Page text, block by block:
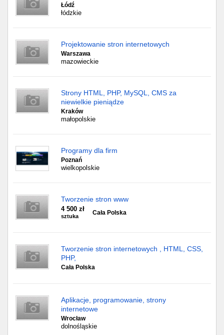
Łódź
łódzkie
Projektowanie stron internetowych
Warszawa
mazowieckie
Strony HTML, PHP, MySQL, CMS za
niewielkie pieniądze
Kraków
małopolskie
Programy dla firm
Poznań
wielkopolskie
Tworzenie stron www
4 500 zł
sztuka
Cała Polska
Tworzenie stron internetowych , HTML, CSS,
PHP,
Cała Polska
Aplikacje, programowanie, strony
internetowe
Wrocław
dolnośląskie